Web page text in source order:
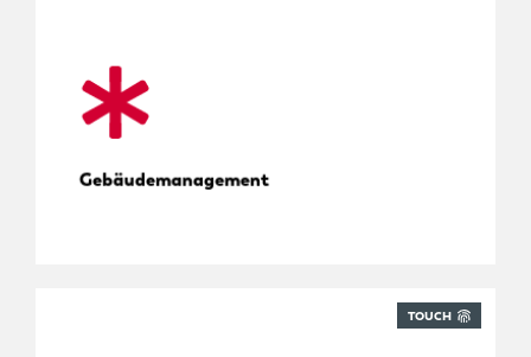
Gebäudemanagement
TOUCH